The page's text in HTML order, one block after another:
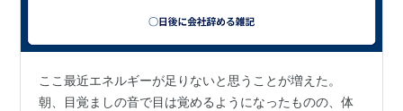
ここ最近エネルギーが足りないと思うことが増えた。
朝、目覚ましの音で目は覚めるようになったものの、体